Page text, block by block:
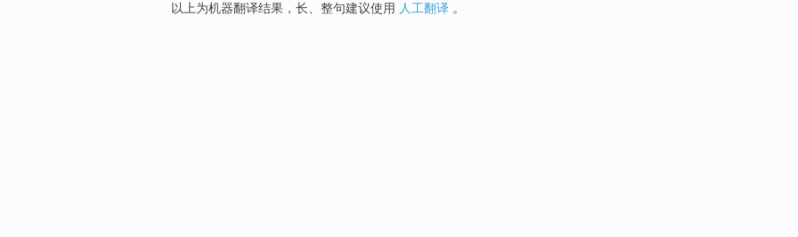
以上为机器翻译结果，长、整句建议使用 人工翻译 。